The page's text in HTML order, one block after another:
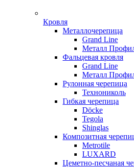
Кровля
Металлочерепица
Grand Line
Металл
Фальцевая кровля
Grand Line
Металл
Рулонная черепица
Технониколь
Гибкая черепица
Döсkе
Tegola
Shinglas
Композитная
Metrotile
LUXARD
Цеметно-песчаная